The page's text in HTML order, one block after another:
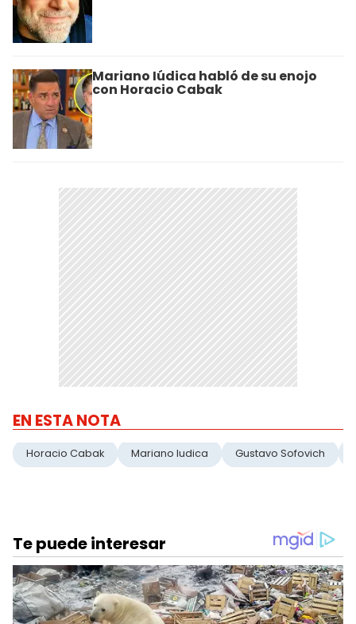
Mariano Iúdica habló de su enojo
con Horacio Cabak
EN ESTA NOTA
Horacio Cabak Mariano Iudica Gustavo Sofovich